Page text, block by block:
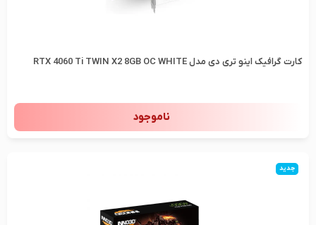
کارت گرافیک اینو تری دی مدل RTX 4060 Ti TWIN X2 8GB OC WHITE
ناموجود
جدید